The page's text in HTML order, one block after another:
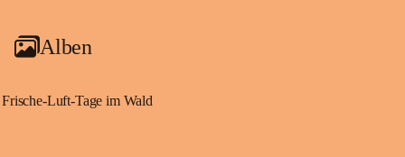
Alben
Frische-Luft-Tage im Wald